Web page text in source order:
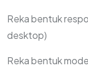
Reka bentuk
desktop)
Reka bentuk